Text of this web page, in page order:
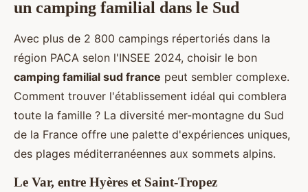
un camping familial dans le Sud
Avec plus de 2 800 campings répertoriés dans la
région PACA selon l'INSEE 2024, choisir le bon
camping familial sud france peut sembler complexe.
Comment trouver l'établissement idéal qui comblera
toute la famille ? La diversité mer-montagne du Sud
de la France offre une palette d'expériences uniques,
des plages méditerranéennes aux sommets alpins.
Le Var, entre Hyères et Saint-Tropez